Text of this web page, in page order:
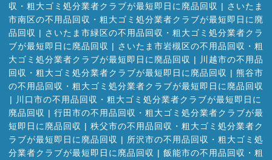
収・粗大ゴミ処分業者クラブが最短即日に廃品回収 | さいたま
市南区の不用品回収・粗大ゴミ処分業者クラブが最短即日に廃
品回収 | さいたま市緑区の不用品回収・粗大ゴミ処分業者クラ
ブが最短即日に廃品回収 | さいたま市岩槻区の不用品回収・粗
大ゴミ処分業者クラブが最短即日に廃品回収 |
川越市の不用品
回収・粗大ゴミ処分業者クラブが最短即日に廃品回収 | 熊谷市
の不用品回収・粗大ゴミ処分業者クラブが最短即日に廃品回収
|
川口市の不用品回収・粗大ゴミ処分業者クラブが最短即日に
廃品回収 | 行田市の不用品回収・粗大ゴミ処分業者クラブが最
短即日に廃品回収 | 秩父市の不用品回収・粗大ゴミ処分業者ク
ラブが最短即日に廃品回収 | 所沢市の不用品回収・粗大ゴミ処
分業者クラブが最短即日に廃品回収 | 飯能市の不用品回収・粗